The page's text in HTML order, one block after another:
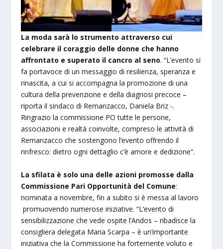
La moda sarà lo strumento attraverso cui
celebrare il coraggio delle donne che hanno
affrontato e superato il cancro al seno. “L’evento si
fa portavoce di un messaggio di resilienza, speranza e
rinascita, a cui si accompagna la promozione di una
cultura della prevenzione e della diagnosi precoce –
riporta il sindaco di Remanzacco, Daniela Briz -.
Ringrazio la commissione PO tutte le persone,
associazioni e realtà coinvolte, compreso le attività di
Remanzacco che sostengono l’evento offrendo il
rinfresco: dietro ogni dettaglio c’è amore e dedizione”.
La sfilata è solo una delle azioni promosse dalla
Commissione Pari Opportunità del Comune:
nominata a novembre, fin a subito si è messa al lavoro
promuovendo numerose iniziative. “L’evento di
sensibilizzazione che vede ospite l’Andos – ribadisce la
consigliera delegata Maria Scarpa – è un’importante
iniziativa che la Commissione ha fortemente voluto e